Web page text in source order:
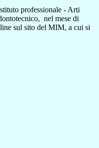
professionale - Arti
nel mese di
sul sito del MIM, a cui si